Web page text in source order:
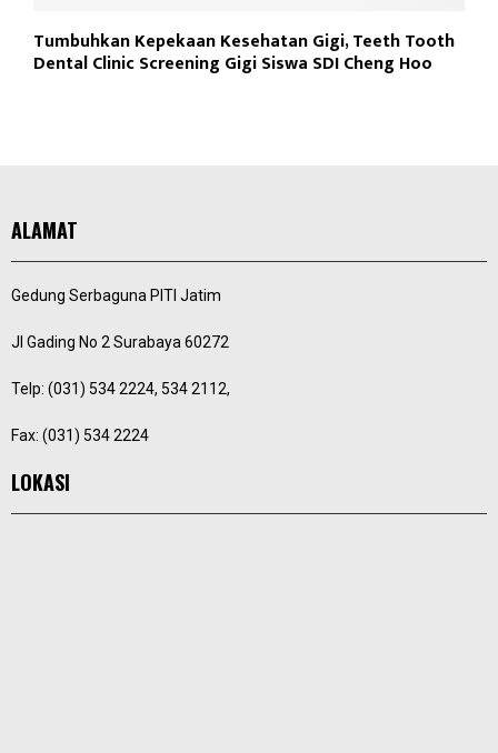
Tumbuhkan Kepekaan Kesehatan Gigi, Teeth Tooth
Dental Clinic Screening Gigi Siswa SDI Cheng Hoo
ALAMAT
Gedung Serbaguna PITI Jatim
Jl Gading No 2 Surabaya 60272
Telp: (031) 534 2224, 534 2112,
Fax: (031) 534 2224
LOKASI